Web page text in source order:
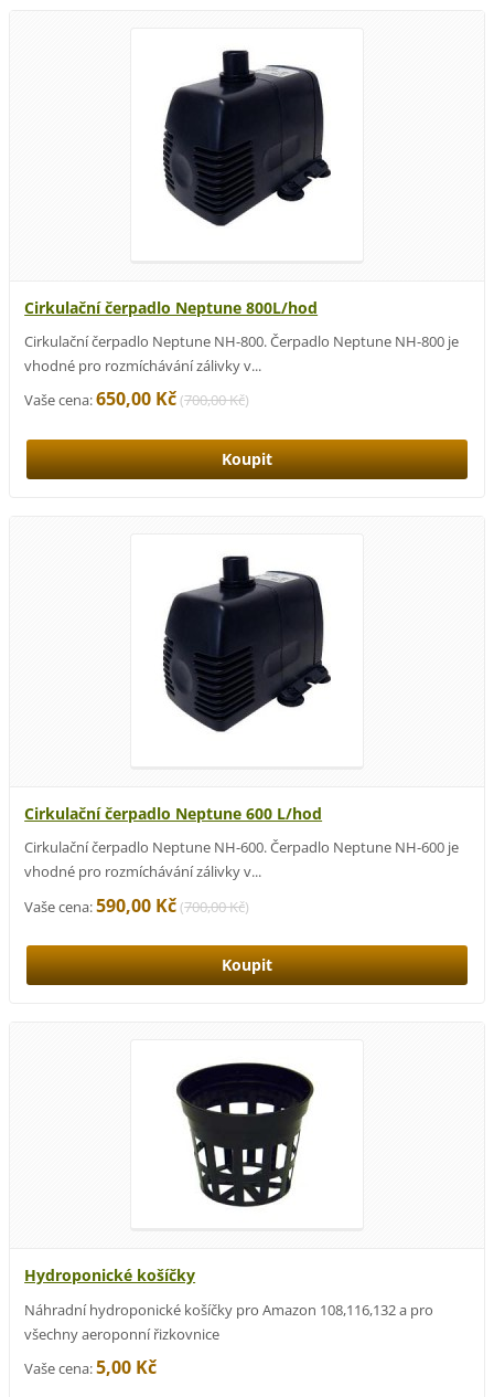
Cirkulační čerpadlo Neptune 800L/hod
Cirkulační čerpadlo Neptune NH-800. Čerpadlo Neptune NH-800 je
vhodné pro rozmíchávání zálivky v...
Vaše cena:650,00 Kč(700,00 Kč)
Cirkulační čerpadlo Neptune 600 L/hod
Cirkulační čerpadlo Neptune NH-600. Čerpadlo Neptune NH-600 je
vhodné pro rozmíchávání zálivky v...
Vaše cena:590,00 Kč(700,00 Kč)
Hydroponické košíčky
Náhradní hydroponické košíčky pro Amazon 108,116,132 a pro
všechny aeroponní řizkovnice
Vaše cena:5,00 Kč